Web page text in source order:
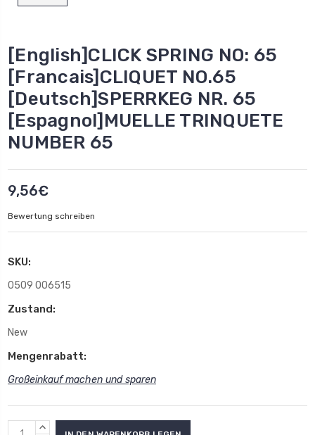
[English]CLICK SPRING NO: 65
[Francais]CLIQUET NO.65
[Deutsch]SPERRKEG NR. 65
[Espagnol]MUELLE TRINQUETE
NUMBER 65
9,56€
Bewertung schreiben
SKU:
0509 006515
Zustand:
New
Mengenrabatt:
Großeinkauf machen und sparen
AktuellerMENGE